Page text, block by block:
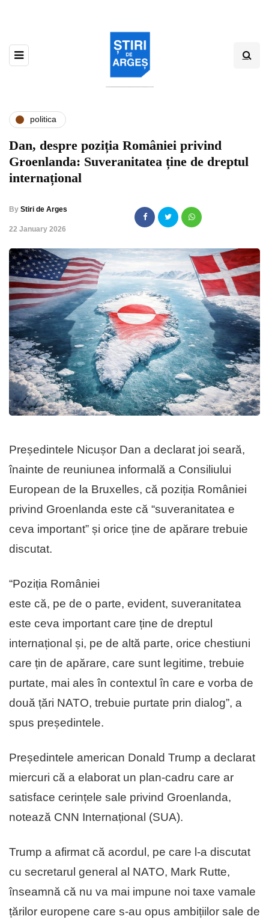
politica
Dan, despre poziția României privind
Groenlanda: Suveranitatea ține de dreptul
internațional
By Stiri de Arges
,22 January 2026
Președintele Nicușor Dan a declarat joi seară,
înainte de reuniunea informală a Consiliului
European de la Bruxelles, că poziția României
privind Groenlanda este că “suveranitatea e
ceva important” și orice ține de apărare trebuie
discutat.
“Poziția României
este că, pe de o parte, evident, suveranitatea
este ceva important care ține de dreptul
internațional și, pe de altă parte, orice chestiuni
care țin de apărare, care sunt legitime, trebuie
purtate, mai ales în contextul în care e vorba de
două țări NATO, trebuie purtate prin dialog”, a
spus președintele.
Președintele american Donald Trump a declarat
miercuri că a elaborat un plan-cadru care ar
satisface cerințele sale privind Groenlanda,
notează CNN Internațional (SUA).
Trump a afirmat că acordul, pe care l-a discutat
cu secretarul general al NATO, Mark Rutte,
înseamnă că nu va mai impune noi taxe vamale
țărilor europene care s-au opus ambițiilor sale de